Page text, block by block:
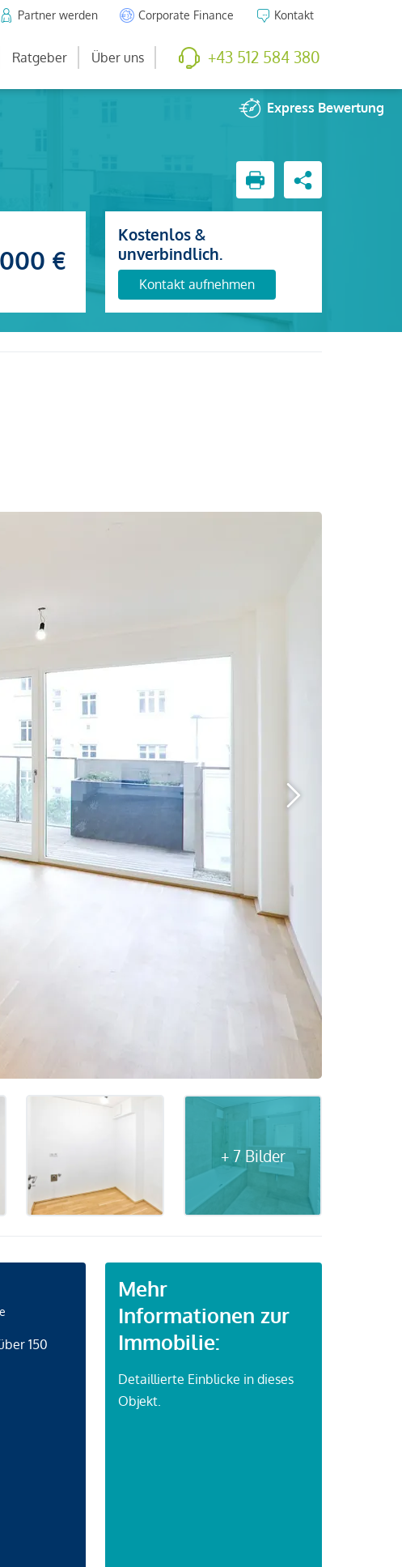
Partner werden Corporate Finance Kontakt
Ratgeber Über uns +43 512 584 380
Express Bewertung
€
Kostenlos &
unverbindlich.
Kontakt aufnehmen
+ 7 Bilder
150
Mehr
Informationen zur
Immobilie:
Detaillierte Einblicke in dieses
Objekt.